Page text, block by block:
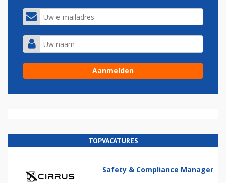
TOPVACATURES
Safety & Compliance Manager